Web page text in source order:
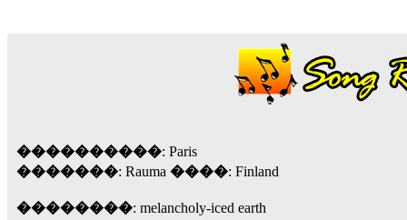
��� ��� ������ '������'...
Echo, ���� �� ������� ��
15:33
echo :��������� ����, ���������
������! ��� ������ �� �����...
����������: Paris
�������: Rauma ����: Finland
��������: melancholy-iced earth